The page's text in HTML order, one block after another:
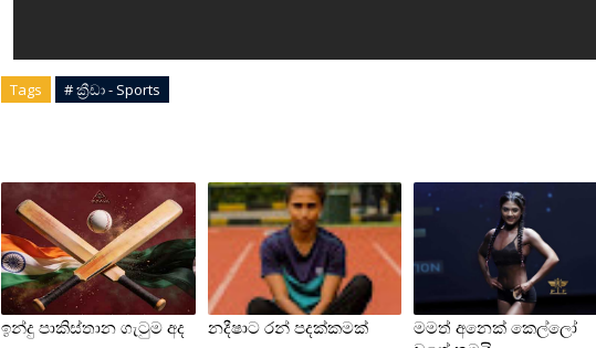
Tags # ක්‍රීඩා - Sports
ඉන්දු පාකිස්තාන ගැටුම අද නදීෂාට රන් පදක්කමක්
මමත් අනෙක් කෙල්ලෝ